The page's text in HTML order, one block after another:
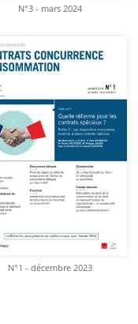
N°3 - mars 2024
N°1 - décembre 2023